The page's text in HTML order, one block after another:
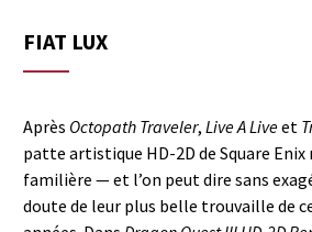
FIAT LUX
Après Octopath Traveler, Live A Liveet
patte artistique HD-2D de Square Enix
familière — et l’on peut dire sans
doute de leur plus belle trouvaille de